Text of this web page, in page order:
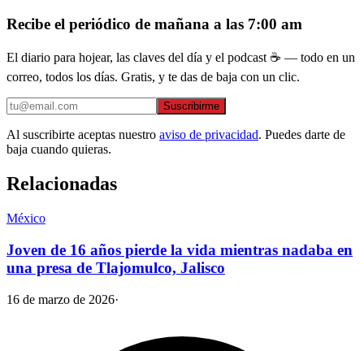
Recibe el periódico de mañana a las 7:00 am
El diario para hojear, las claves del día y el podcast ☕ — todo en un
correo, todos los días. Gratis, y te das de baja con un clic.
Suscribirme
Al suscribirte aceptas nuestro aviso de privacidad. Puedes darte de
baja cuando quieras.
Relacionadas
México
Joven de 16 años pierde la vida mientras nadaba en
una presa de Tlajomulco, Jalisco
16 de marzo de 2026·